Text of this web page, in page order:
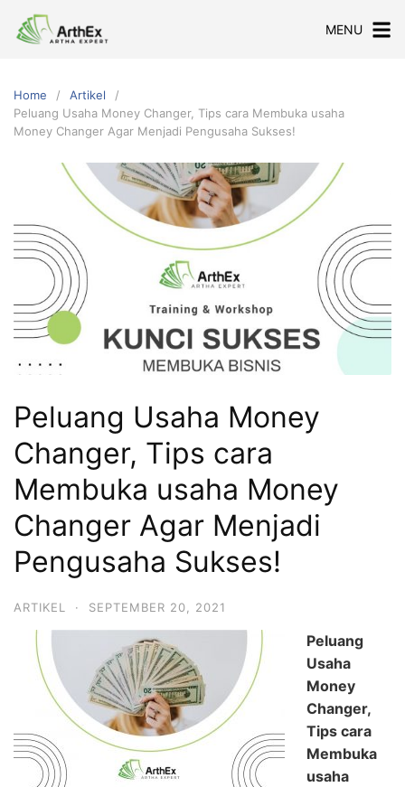
MENU
Home
Artikel
Peluang Usaha Money Changer, Tips cara Membuka usaha
Money Changer Agar Menjadi Pengusaha Sukses!
Peluang Usaha Money
Changer, Tips cara
Membuka usaha Money
Changer Agar Menjadi
Pengusaha Sukses!
ARTIKEL · SEPTEMBER 20, 2021
Peluang
Usaha
Money
Changer,
Tips cara
Membuka
usaha